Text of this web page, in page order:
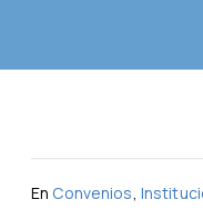
En Convenios,